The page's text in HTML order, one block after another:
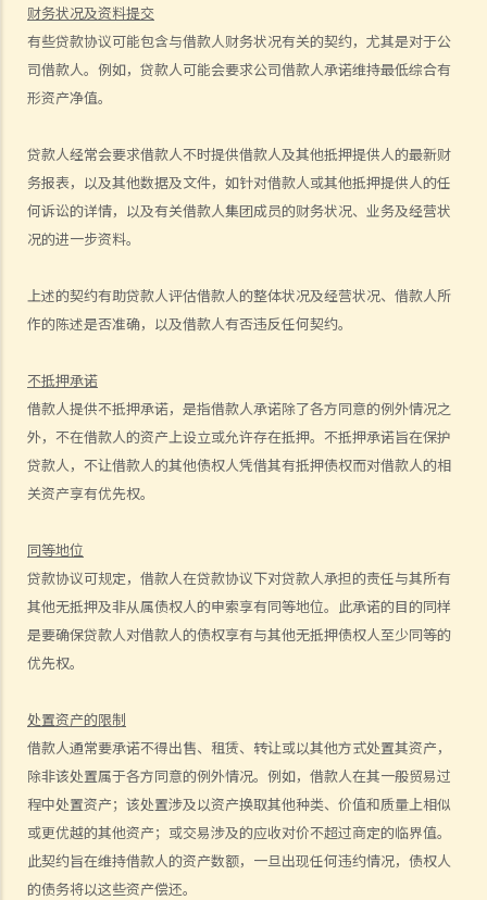
财务状况及资料提交
有些贷款协议可能包含与借款人财务状况有关的契约，尤其是对于公
司借款人。例如，贷款人可能会要求公司借款人承诺维持最低综合有
形资产净值。
贷款人经常会要求借款人不时提供借款人及其他抵押提供人的最新财
务报表，以及其他数据及文件，如针对借款人或其他抵押提供人的任
何诉讼的详情，以及有关借款人集团成员的财务状况、业务及经营状
况的进一步资料。
上述的契约有助贷款人评估借款人的整体状况及经营状况、借款人所
作的陈述是否准确，以及借款人有否违反任何契约。
不抵押承诺
借款人提供不抵押承诺，是指借款人承诺除了各方同意的例外情况之
外，不在借款人的资产上设立或允许存在抵押。不抵押承诺旨在保护
贷款人，不让借款人的其他债权人凭借其有抵押债权而对借款人的相
关资产享有优先权。
同等地位
贷款协议可规定，借款人在贷款协议下对贷款人承担的责任与其所有
其他无抵押及非从属债权人的申索享有同等地位。此承诺的目的同样
是要确保贷款人对借款人的债权享有与其他无抵押债权人至少同等的
优先权。
处置资产的限制
借款人通常要承诺不得出售、租赁、转让或以其他方式处置其资产，
除非该处置属于各方同意的例外情况。例如，借款人在其一般贸易过
程中处置资产；该处置涉及以资产换取其他种类、价值和质量上相似
或更优越的其他资产；或交易涉及的应收对价不超过商定的临界值。
此契约旨在维持借款人的资产数额，一旦出现任何违约情况，债权人
的债务将以这些资产偿还。
1. 借钱给亲戚是否需要遵守《放债人条例》（第163章）？
2. 放债人能否通过合约避免《放债人条例》（第163章）的规管？
3. 《放债人条例》（第163章）是否涵盖租购交易？
《当押商条例》
1. 质押及当押是甚么?
2. 哪些人需要获得当押商牌照？
3. 申请牌照的资格要求是什么？
5. 借款人和当押物品的资料
B. 拥有人授权将物品当押
6. 经营当押商业务
A. 对当押商收取当押物品时的禁制
B. 贷款的利息监管
C. 当票及总登记册
E. 如当押的货品如属赃物，应如何处理？
F. 当押商就损失或损害须负的法律责任
常见信贷类型
1. 贷款
B. 贷款协议
1. 用途条款
2. 先决条件
3. 陈述及保证
4. 契约及承诺
5. 利息